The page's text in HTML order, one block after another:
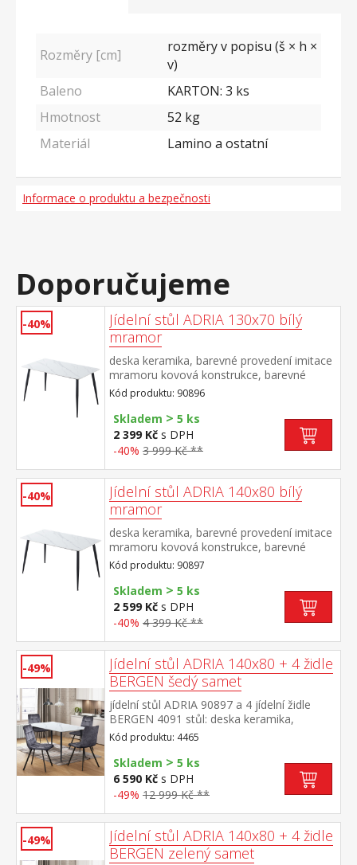
Rozměry [cm]
rozměry v popisu (š × h ×
v)
Baleno
KARTON: 3 ks
Hmotnost
52 kg
Materiál
Lamino a ostatní
Informace o produktu a bezpečnosti
Doporučujeme
-40%
Jídelní stůl ADRIA 130x70 bílý
mramor
deska keramika, barevné provedení imitace
mramoru kovová konstrukce, barevné
provedení černá
Kód produktu: 90896
Skladem > 5 ks
2 399 Kč s DPH
-40% 3 999 Kč **
-40%
Jídelní stůl ADRIA 140x80 bílý
mramor
deska keramika, barevné provedení imitace
mramoru kovová konstrukce, barevné
provedení černá
Kód produktu: 90897
Skladem > 5 ks
2 599 Kč s DPH
-40% 4 399 Kč **
-49%
Jídelní stůl ADRIA 140x80 + 4 židle
BERGEN šedý samet
jídelní stůl ADRIA 90897 a 4 jídelní židle
BERGEN 4091 stůl: deska keramika,
barevné provedení imitace
mramoru kovová konstrukce, barevné
provedení černá židle: sametový potah,
barevné provedení šedá kovová konstrukce,
barevné provedení černá výška sedu židle
cm rozměr židle (š/h/v) 45 × 53 × 88 cm
Kód produktu: 4465
Skladem > 5 ks
6 590 Kč s DPH
-49% 12 999 Kč **
-49%
Jídelní stůl ADRIA 140x80 + 4 židle
BERGEN zelený samet